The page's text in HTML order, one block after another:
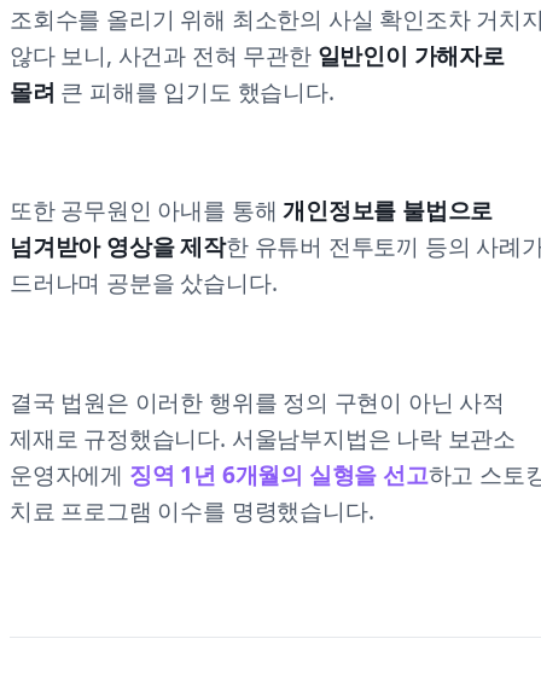
조회수를 올리기 위해 최소한의 사실 확인조차 거치
않다 보니, 사건과 전혀 무관한 일반인이 가해자로
몰려 큰 피해를 입기도 했습니다.
또한 공무원인 아내를 통해개인정보를 불법으로
넘겨받아 영상을 제작한 유튜버 전투토끼 등의 사례
드러나며 공분을 샀습니다.
결국 법원은 이러한 행위를 정의 구현이 아닌 사적
제재로 규정했습니다. 서울남부지법은 나락 보관소
운영자에게 징역 1년 6개월의 실형을 선고하고 스토
치료 프로그램 이수를 명령했습니다.